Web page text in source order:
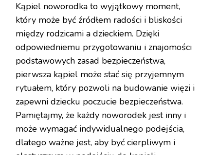
Kąpiel noworodka to wyjątkowy moment,
który może być źródłem radości i bliskości
między rodzicami a dzieckiem. Dzięki
odpowiedniemu przygotowaniu i znajomości
podstawowych zasad bezpieczeństwa,
pierwsza kąpiel może stać się przyjemnym
rytuałem, który pozwoli na budowanie więzi i
zapewni dziecku poczucie bezpieczeństwa.
Pamiętajmy, że każdy noworodek jest inny i
może wymagać indywidualnego podejścia,
dlatego ważne jest, aby być cierpliwym i